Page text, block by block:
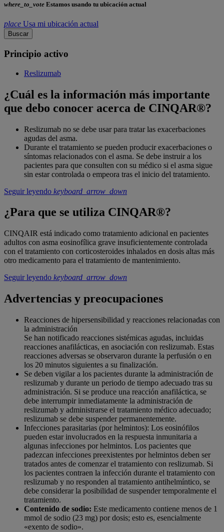
where_to_vote Estamos usando tu ubicación actual
place Usa mi ubicación actual
Buscar
Principio activo
Reslizumab
¿Cuál es la información más importante
que debo conocer acerca de CINQAR®?
Reslizumab no se debe usar para tratar las exacerbaciones
agudas del asma.
Durante el tratamiento se pueden producir exacerbaciones o
síntomas relacionados con el asma. Se debe instruir a los
pacientes para que consulten con su médico si el asma sigue
sin estar controlada o empeora tras el inicio del tratamiento.
Seguir leyendo keyboard_arrow_down
¿Para que se utiliza CINQAR®?
CINQAIR está indicado como tratamiento adicional en pacientes
adultos con asma eosinofílica grave insuficientemente controlada
con el tratamiento con corticosteroides inhalados en dosis altas más
otro medicamento para el tratamiento de mantenimiento.
Seguir leyendo keyboard_arrow_down
Advertencias y preocupaciones
Reacciones de hipersensibilidad y reacciones relacionadas con
la administración
Se han notificado reacciones sistémicas agudas, incluidas
reacciones anafilácticas, en asociación con reslizumab. Estas
reacciones adversas se observaron durante la perfusión o en
los 20 minutos siguientes a su finalización.
Se deben vigilar a los pacientes durante la administración de
reslizumab y durante un periodo de tiempo adecuado tras su
administración. Si se produce una reacción anafiláctica, se
debe interrumpir inmediatamente la administración de
reslizumab y administrarse el tratamiento médico adecuado;
reslizumab se debe suspender permanentemente.
Infecciones parasitarias (por helmintos): Los eosinófilos
pueden estar involucrados en la respuesta inmunitaria a
algunas infecciones por helmintos. Los pacientes que
padezcan infecciones preexistentes por helmintos deben ser
tratados antes de comenzar el tratamiento con reslizumab. Si
los pacientes contraen la infección durante el tratamiento con
reslizumab y no responden al tratamiento antihelmíntico, se
debe considerar la posibilidad de suspender temporalmente el
tratamiento.
Contenido de sodio: Este medicamento contiene menos de 1
mmol de sodio (23 mg) por dosis; esto es, esencialmente
«exento de sodio».